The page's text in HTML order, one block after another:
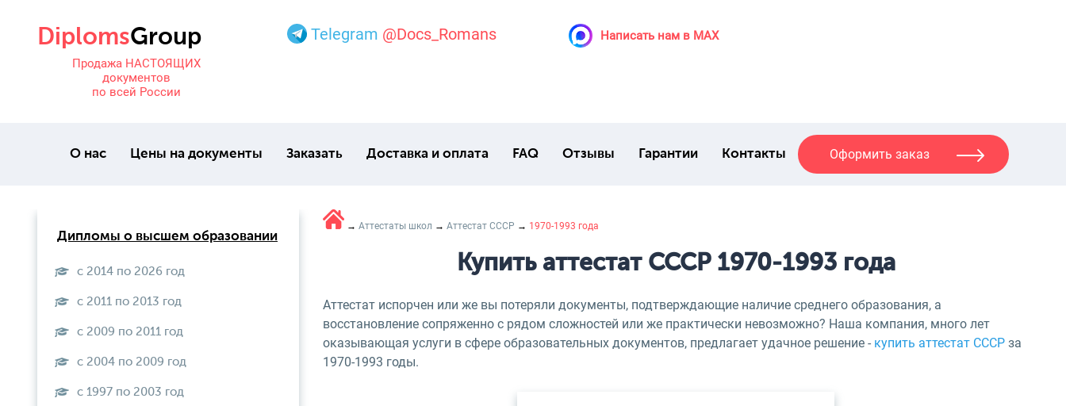
Продажа НАСТОЯЩИХ
документов
по всей России
Telegram @Docs_Romans Написать нам в MAX
О нас Цены на документы Заказать Доставка и оплата FAQ Отзывы Гарантии Контакты Оформить заказ
→ Аттестаты школ → Aттестат СССР → 1970-1993 года
Купить аттестат СССР 1970-1993 года
Аттестат испорчен или же вы потеряли документы, подтверждающие наличие среднего образования, а
восстановление сопряженно с рядом сложностей или же практически невозможно? Наша компания, много лет
оказывающая услуги в сфере образовательных документов, предлагает удачное решение - купить аттестат СССР за
1970-1993 годы.
Дипломы о высшем образовании
с 2014 по 2026 год
с 2011 по 2013 год
с 2009 по 2011 год
с 2004 по 2009 год
с 1997 по 2003 год